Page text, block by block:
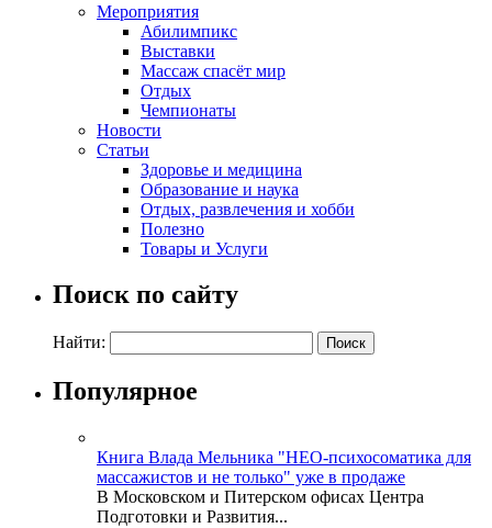
Мероприятия
Абилимпикс
Выставки
Массаж спасёт мир
Отдых
Чемпионаты
Новости
Статьи
Здоровье и медицина
Образование и наука
Отдых, развлечения и хобби
Полезно
Товары и Услуги
Поиск по сайту
Найти:
Популярное
Книга Влада Мельника "НЕО-психосоматика для
массажистов и не только" уже в продаже
В Московском и Питерском офисах Центра
Подготовки и Развития...